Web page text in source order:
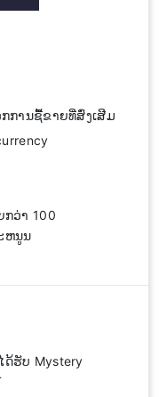
ການຊື້ຂາຍທີ່ສົ່ງເສີມ
ກວ່າ 100
ຫນູນ
ດ້ຮັບ Mystery